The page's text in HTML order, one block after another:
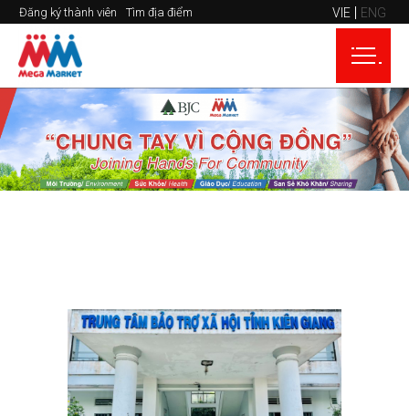
Đăng ký thành viên Tìm địa điểm VIE ENG